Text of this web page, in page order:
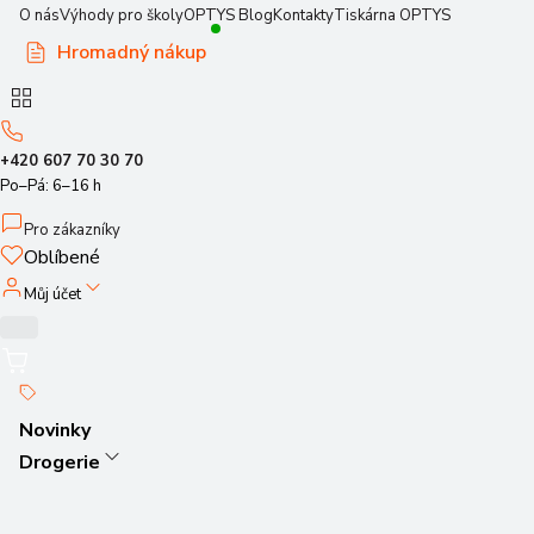
O násVýhody pro školyOPTYS BlogKontaktyTiskárna OPTYS
Hromadný nákup
+420 607 70 30 70
Po–Pá: 6–16 h
Pro zákazníky
Oblíbené
Můj účet
Novinky
Drogerie